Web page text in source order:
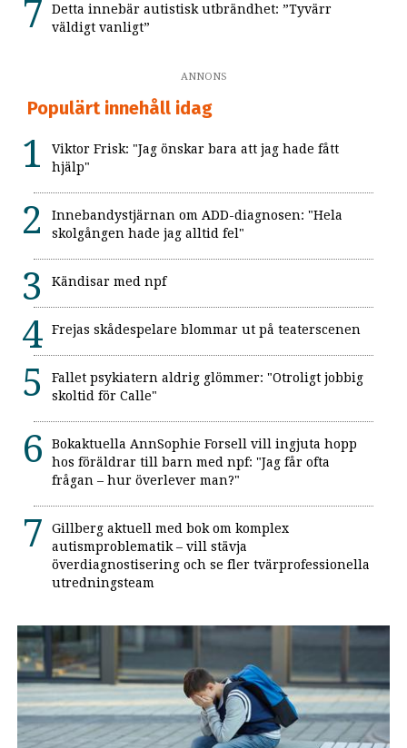
Detta innebär autistisk utbrändhet: ”Tyvärr
väldigt vanligt”
ANNONS
Populärt innehåll idag
Viktor Frisk: "Jag önskar bara att jag hade fått
hjälp"
Innebandystjärnan om ADD-diagnosen: "Hela
skolgången hade jag alltid fel"
Kändisar med npf
Frejas skådespelare blommar ut på teaterscenen
Fallet psykiatern aldrig glömmer: "Otroligt jobbig
skoltid för Calle"
Bokaktuella AnnSophie Forsell vill ingjuta hopp
hos föräldrar till barn med npf: "Jag får ofta
frågan – hur överlever man?"
Gillberg aktuell med bok om komplex
autismproblematik – vill stävja
överdiagnostisering och se fler tvärprofessionella
utredningsteam